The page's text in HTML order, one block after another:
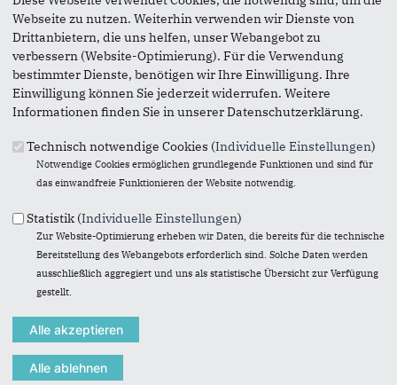
Anmerkung: Ihre E-Mail-Adresse wird benötigt um die
Personen, denen Sie die Seite weiterempfehlen, zu
informieren, von wem die Empfehlung kommt, und dass es
kein Spam ist.
Das mit * gekennzeichnete Feld ist ein Pflichtfeld.
Eigene E-Mail-Adresse *
Senden an*
Webseite zu nutzen. Weiterhin verwenden wir Dienste von
Drittanbietern, die uns helfen, unser Webangebot zu
verbessern (Website-Optimierung). Für die Verwendung
bestimmter Dienste, benötigen wir Ihre Einwilligung. Ihre
Einwilligung können Sie jederzeit widerrufen. Weitere
Informationen finden Sie in unserer Datenschutzerklärung.
Technisch notwendige Cookies (Individuelle Einstellungen)
Notwendige Cookies ermöglichen grundlegende Funktionen und sind für
das einwandfreie Funktionieren der Website notwendig.
Statistik (Individuelle Einstellungen)
Zur Website-Optimierung erheben wir Daten, die bereits für die technische
Bereitstellung des Webangebots erforderlich sind. Solche Daten werden
ausschließlich aggregiert und uns als statistische Übersicht zur Verfügung
gestellt.